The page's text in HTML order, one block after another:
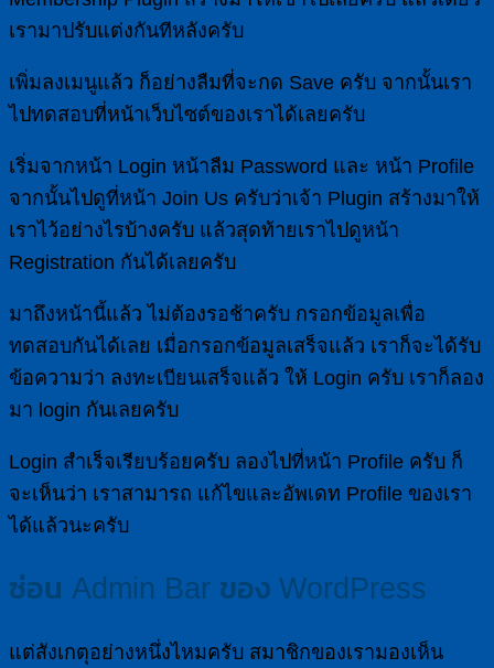
เรามาปรับแต่งกันทีหลังครับ
เพิ่มลงเมนูแล้ว ก็อย่างลืมที่จะกด Save ครับ จากนั้นเรา
ไปทดสอบที่หน้าเว็บไซต์ของเราได้เลยครับ
เริ่มจากหน้า Login หน้าลืม Password และ หน้า Profile
จากนั้นไปดูที่หน้า Join Us ครับว่าเจ้า Plugin สร้างมาให้
เราไว้อย่างไรบ้างครับ แล้วสุดท้ายเราไปดูหน้า
Registration กันได้เลยครับ
มาถึงหน้านี้แล้ว ไม่ต้องรอช้าครับ กรอกข้อมูลเพื่อ
ทดสอบกันได้เลย เมื่อกรอกข้อมูลเสร็จแล้ว เราก็จะได้รับ
ข้อความว่า ลงทะเบียนเสร็จแล้ว ให้ Login ครับ เราก็ลอง
มา login กันเลยครับ
Login สำเร็จเรียบร้อยครับ ลองไปที่หน้า Profile ครับ ก็
จะเห็นว่า เราสามารถ แก้ไขและอัพเดท Profile ของเรา
ได้แล้วนะครับ
ซ่อน Admin Bar ของ WordPress
แต่สังเกตุอย่างหนึ่งไหมครับ สมาชิกของเรามองเห็น